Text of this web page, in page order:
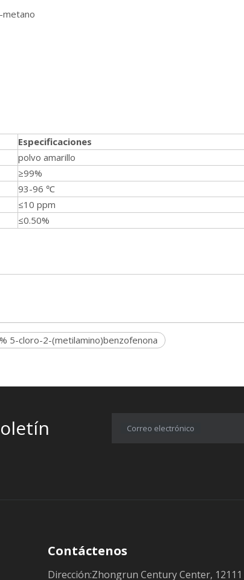
metano
Especificaciones
polvo amarillo
≥99%
93-96 ℃
≤10 ppm
≤0.50%
5-cloro-2-(metilamino)benzofenona
Correo electrónico
Contáctenos
Dirección:Zhongrun Century Center, 12111